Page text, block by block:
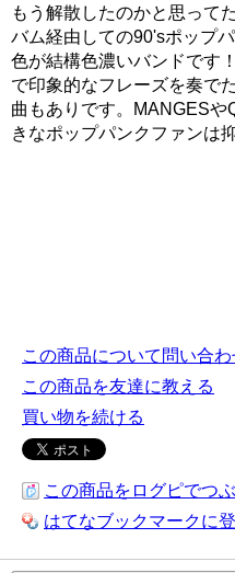
もう解散したのかと思って
バム経由しての90'sポップ
色が結構色濃いバンドです
で印象的なフレーズを奏で
曲もありです。MANGES
きなポップパンクファンは
この商品について問い合わ
この商品を友達に教える
買い物を続ける
この商品をログピでつぶ
はてなブックマークに